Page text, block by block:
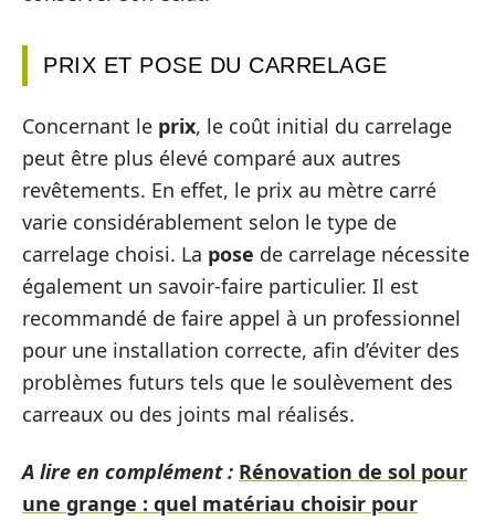
PRIX ET POSE DU CARRELAGE
Concernant le prix, le coût initial du carrelage
peut être plus élevé comparé aux autres
revêtements. En effet, le prix au mètre carré
varie considérablement selon le type de
carrelage choisi. La pose de carrelage nécessite
également un savoir-faire particulier. Il est
recommandé de faire appel à un professionnel
pour une installation correcte, afin d’éviter des
problèmes futurs tels que le soulèvement des
carreaux ou des joints mal réalisés.
A lire en complément : Rénovation de sol pour
une grange : quel matériau choisir pour